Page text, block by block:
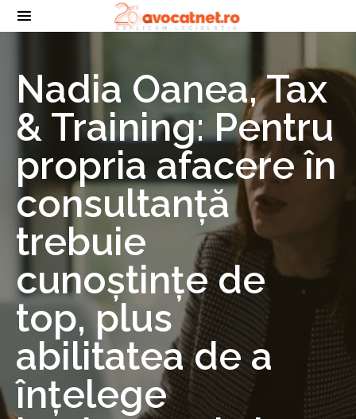
Nadia Oanea, Tax
& Training: Pentru
propria afacere în
consultanță
trebuie
cunoștințe de
top, plus
abilitatea de a
înțelege